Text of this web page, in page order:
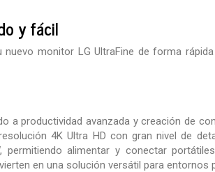
y fácil
monitor LG UltraFine de forma
a productividad avanzada y creación de
4K Ultra HD con gran nivel de
alimentar y conectar
en una solución versátil para entornos